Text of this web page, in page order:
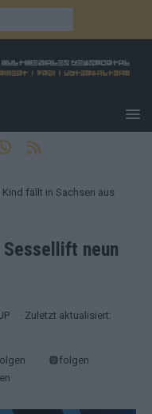
Kind fällt in Sachsen aus
neun
· Zuletzt aktualisiert:
folgen